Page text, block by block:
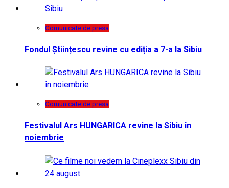
Comunicate de presa
Fondul Științescu revine cu ediția a 7-a la Sibiu
Comunicate de presa
Festivalul Ars HUNGARICA revine la Sibiu în
noiembrie